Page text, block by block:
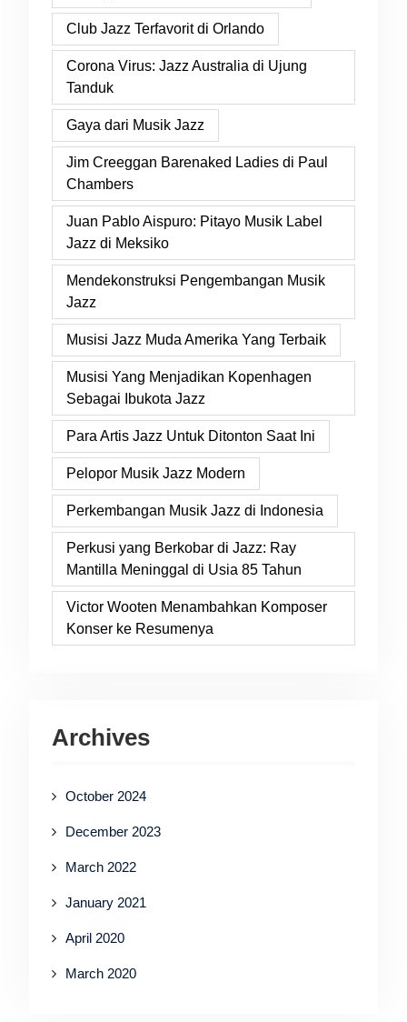
Club Jazz Terfavorit di Orlando
Corona Virus: Jazz Australia di Ujung
Tanduk
Gaya dari Musik Jazz
Jim Creeggan Barenaked Ladies di Paul
Chambers
Juan Pablo Aispuro: Pitayo Musik Label
Jazz di Meksiko
Mendekonstruksi Pengembangan Musik
Jazz
Musisi Jazz Muda Amerika Yang Terbaik
Musisi Yang Menjadikan Kopenhagen
Sebagai Ibukota Jazz
Para Artis Jazz Untuk Ditonton Saat Ini
Pelopor Musik Jazz Modern
Perkembangan Musik Jazz di Indonesia
Perkusi yang Berkobar di Jazz: Ray
Mantilla Meninggal di Usia 85 Tahun
Victor Wooten Menambahkan Komposer
Konser ke Resumenya
Archives
October 2024
December 2023
March 2022
January 2021
April 2020
March 2020